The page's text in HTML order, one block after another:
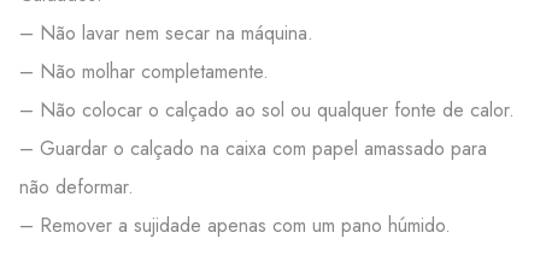
– Não lavar nem secar na máquina.
– Não molhar completamente.
– Não colocar o calçado ao sol ou qualquer fonte de calor.
– Guardar o calçado na caixa com papel amassado para
não deformar.
– Remover a sujidade apenas com um pano húmido.